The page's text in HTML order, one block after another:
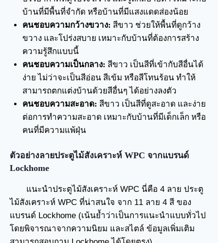
บ้านที่มีพื้นที่จำกัด หรือบ้านที่มีแสงแดดส่องน้อย
คนชอบความกว้างขวาง: สีขาว ช่วยให้พื้นที่ดูกว้าง
ขวาง และโปร่งสบาย เหมาะกับบ้านที่ต้องการสร้าง
ความรู้สึกแบบนี้
คนชอบความเป็นกลาง: สีขาว เป็นสีที่เข้ากับสีอื่นได้
ง่าย ไม่ว่าจะเป็นสีอ่อน สีเข้ม หรือสีโทนร้อน ทำให้
สามารถตกแต่งบ้านด้วยสีอื่นๆ ได้อย่างลงตัว
คนชอบความสะอาด: สีขาว เป็นสีที่ดูสะอาด และง่าย
ต่อการทำความสะอาด เหมาะกับบ้านที่มีเด็กเล็ก หรือ
คนที่มีความแพ้ฝุ่น
ตัวอย่างลายประตูไม้สังเคราะห์ WPC จากแบรนด์
Lockhome
แนะนำประตูไม้สังเคราะห์ WPC นี่คือ 4 ลาย ประตู
ไม้สังเคราะห์ WPC ที่น่าสนใจ จาก 11 ลาย 4 สี ของ
แบรนด์ Lockhome (เน้นย้ำว่าเป็นการแนะนำแบบทั่วไป
โดยพิจารณาจากความนิยม และสไตล์ ข้อมูลเพิ่มเติม